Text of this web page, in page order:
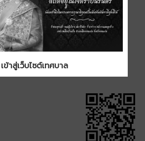
0.97 MB
เข้าสู่เว็บไซต์เทศบาล